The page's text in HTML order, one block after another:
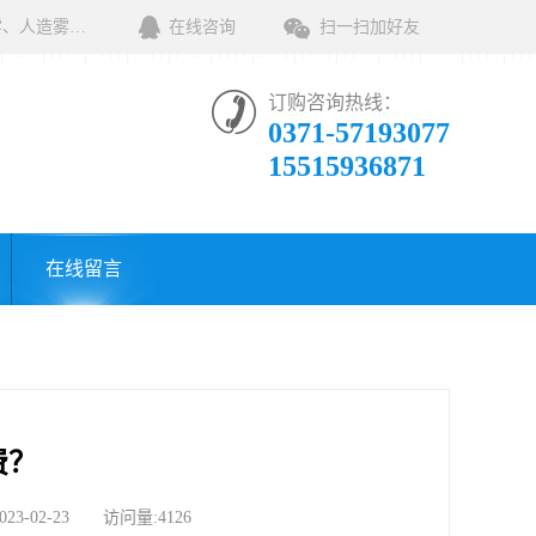
河南绿森环保科技有限公司一家专业销售环保清洁设备及相关用品的公司，产品包括：音乐喷泉、雾森系统、人造雾设备、景观人造雾、人造雾系统、小区喷雾设备、高压喷雾降尘设备、料仓喷雾除尘系统、喷雾降温加湿设备、郑州喷雾消毒设备，等八大系列上百个品种。 在线咨询 扫一扫加好友
订购咨询热线：
0371-57193077
15515936871
在线留言
02-23 访问量:4126